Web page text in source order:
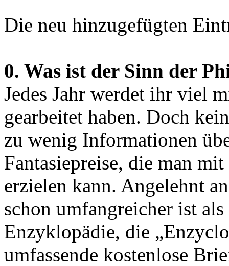
Die neu hinzugefügten
0. Was ist der Sinn der
Jedes Jahr werdet ihr viel
gearbeitet haben. Doch
zu wenig Informationen
Fantasiepreise, die man
erzielen kann. Angelehnt
schon umfangreicher ist
Enzyklopädie, die
umfassende kostenlose